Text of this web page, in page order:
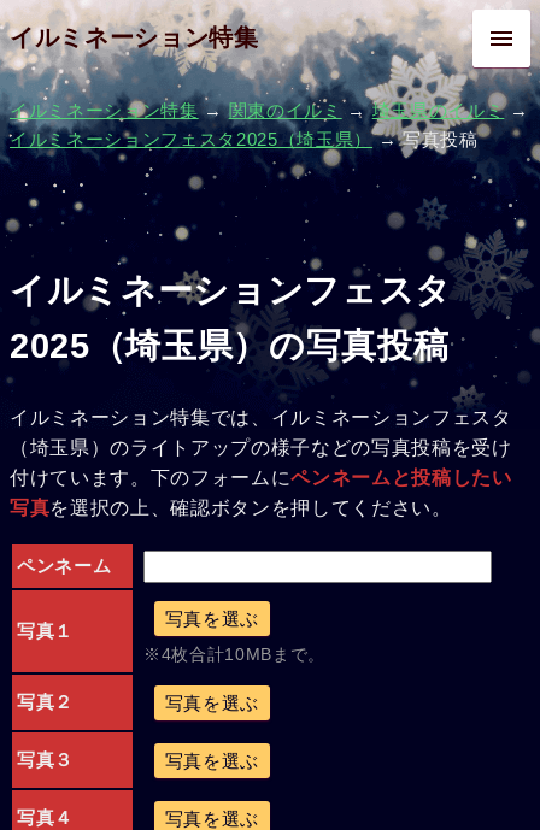
イルミネーション特集
イルミネーション特集→関東のイルミ →埼玉県のイルミ→
イルミネーションフェスタ2025（埼玉県）→ 写真投稿
イルミネーションフェスタ
2025（埼玉県）の写真投稿
イルミネーション特集では、イルミネーションフェスタ
（埼玉県）のライトアップの様子などの写真投稿を受け
付けています。下のフォームにペンネームと投稿したい
写真を選択の上、確認ボタンを押してください。
ペンネーム
写真１
写真を選ぶ
※4枚合計10MBまで。
写真２ 写真を選ぶ
写真３ 写真を選ぶ
写真４ 写真を選ぶ